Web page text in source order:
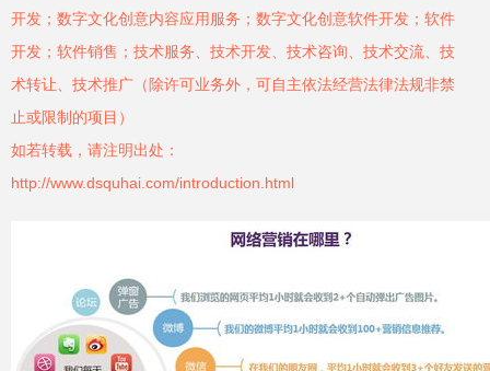
开发；数字文化创意内容应用服务；数字文化创意软件开发；软件
开发；软件销售；技术服务、技术开发、技术咨询、技术交流、技
术转让、技术推广（除许可业务外，可自主依法经营法律法规非禁
止或限制的项目）
如若转载，请注明出处：
http://www.dsquhai.com/introduction.html